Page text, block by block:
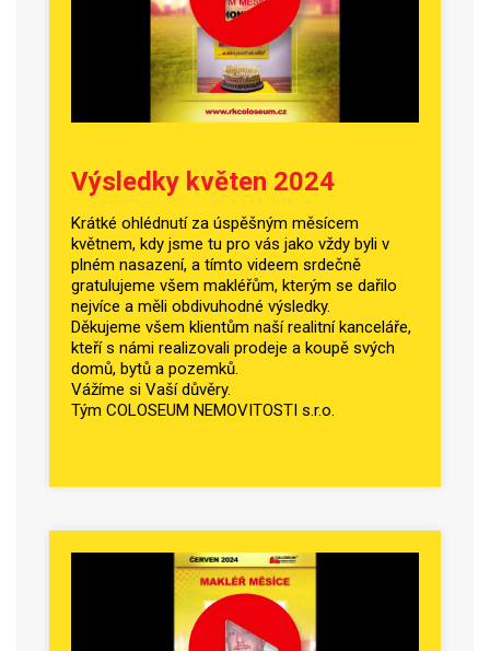
Výsledky květen 2024
Krátké ohlédnutí za úspěšným měsícem
květnem, kdy jsme tu pro vás jako vždy byli v
plném nasazení, a tímto videem srdečně
gratulujeme všem makléřům, kterým se dařilo
nejvíce a měli obdivuhodné výsledky.
Děkujeme všem klientům naší realitní kanceláře,
kteří s námi realizovali prodeje a koupě svých
domů, bytů a pozemků.
Vážíme si Vaší důvěry.
Tým COLOSEUM NEMOVITOSTI s.r.o.